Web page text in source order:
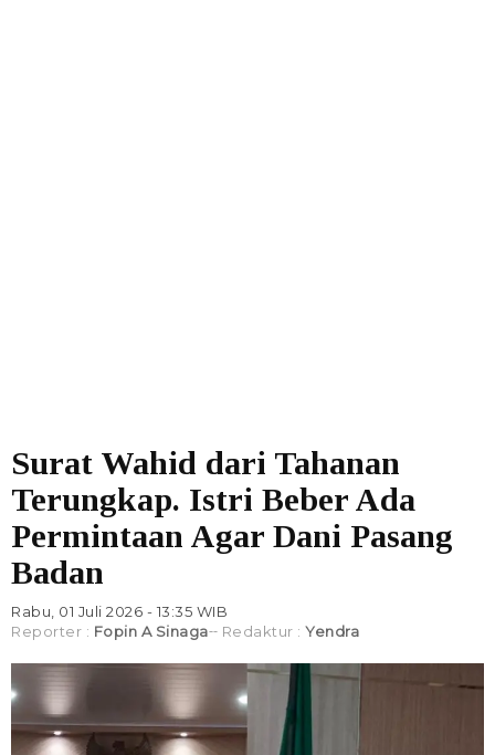
Surat Wahid dari Tahanan
Terungkap. Istri Beber Ada
Permintaan Agar Dani Pasang
Badan
Rabu, 01 Juli 2026 - 13:35 WIB
Reporter : Fopin A Sinaga Redaktur : Yendra